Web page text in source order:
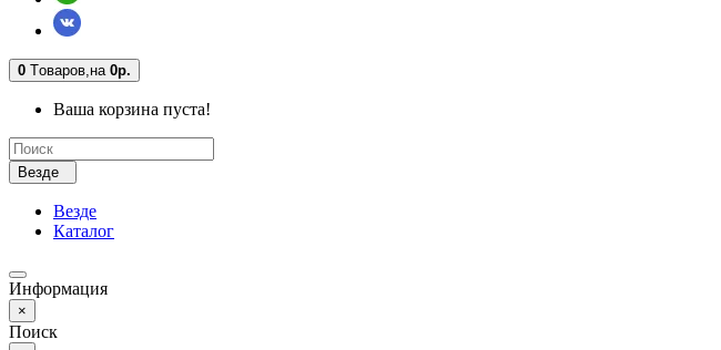
0 Tоваров,на 0р.
Ваша корзина пуста!
Везде
Везде
Каталог
Информация
×
Поиск